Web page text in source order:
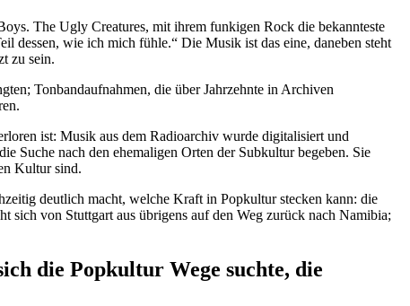
The Ugly Creatures, mit ihrem funkigen Rock die bekannteste
dessen, wie ich mich fühle.“ Die Musik ist das eine, daneben steht
zu sein.
Tonbandaufnahmen, die über Jahrzehnte in Archiven
ist: Musik aus dem Radioarchiv wurde digitalisiert und
Suche nach den ehemaligen Orten der Subkultur begeben. Sie
Kultur sind.
deutlich macht, welche Kraft in Popkultur stecken kann: die
sich von Stuttgart aus übrigens auf den Weg zurück nach Namibia;
die Popkultur Wege suchte, die